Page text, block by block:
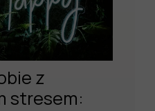
z
stresem: